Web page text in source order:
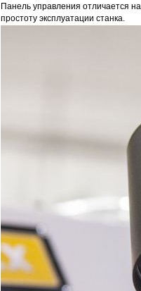
Панель управления отличается
простоту эксплуатации станка.